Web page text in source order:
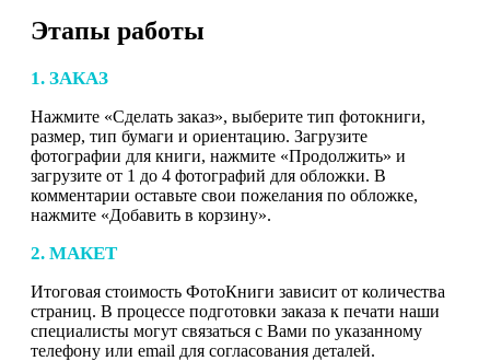
Этапы работы
1. ЗАКАЗ
Нажмите «Сделать заказ», выберите тип фотокниги,
размер, тип бумаги и ориентацию. Загрузите
фотографии для книги, нажмите «Продолжить» и
загрузите от 1 до 4 фотографий для обложки. В
комментарии оставьте свои пожелания по обложке,
нажмите «Добавить в корзину».
2. МАКЕТ
Итоговая стоимость ФотоКниги зависит от количества
страниц. В процессе подготовки заказа к печати наши
специалисты могут связаться с Вами по указанному
телефону или email для согласования деталей.